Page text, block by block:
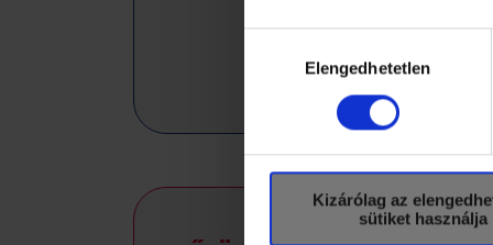
kiválasztásaElengedhetetlen
Kizárólag az
sütiket használja